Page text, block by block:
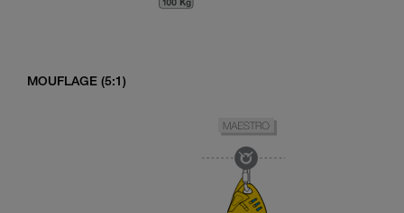
MOUFLAGE (5:1)